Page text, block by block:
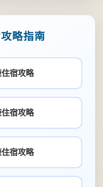
略指南
住宿攻略
宿攻略
宿攻略